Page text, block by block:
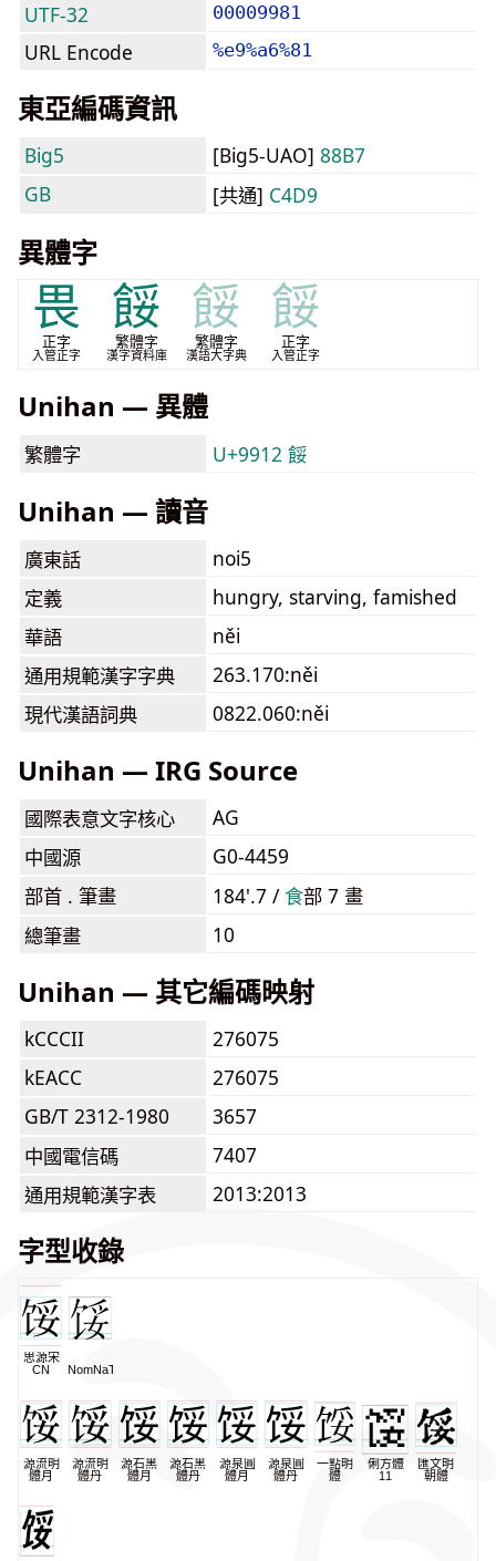
UTF-32 00009981
URL Encode %e9%a6%81
東亞編碼資訊
Big5 [Big5-UAO] 88B7
GB
[共通] C4D9
異體字
畏
正字
入管正字
餒
繁體字
漢字資料庫
餒
繁體字
漢語大字典
餒
正字
入管正字
Unihan — 異體
繁體字 U+9912 餒
Unihan — 讀音
廣東話
noi5
定義
hungry, starving, famished
華語
něi
通用規範漢字字典
263.170:něi
現代漢語詞典
0822.060:něi
Unihan — IRG Source
國際表意文字核心
AG
中國源
G0-4459
部首 . 筆畫
184'.7 / ⾷部 7 畫
總筆畫
10
Unihan — 其它編碼映射
kCCCII
276075
kEACC
276075
GB/T 2312-1980
3657
中國電信碼
7407
通用規範漢字表
2013:2013
字型收錄
思源宋
CN
NomNaTong
源流明
體月
源流明
體丹
源石黑
體月
源石黑
體丹
源泉圓
體月
源泉圓
體丹
一點明
體
俐方體
11
匯文明
朝體